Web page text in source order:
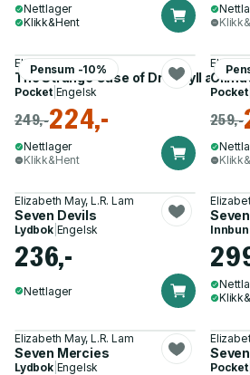
Nettlager
Klikk&Hent
Pensum -10%
Elizabeth May
The Strange Case of Dr Jekyll and
Pocket| Engelsk
249,-224,-
Nettlager
Klikk&Hent
Pocket|
259,-
Elizabeth May, L.R. Lam
Seven Devils
Lydbok| Engelsk
236,-
Nettlager
Elizabeth May, L.R. Lam
Seven Mercies
Lydbok| Engelsk Pocket|